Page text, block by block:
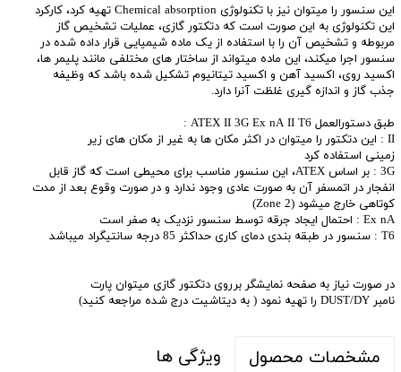
این سنسور را میتوان نیز با تکنولوژی Chemical absorption تهیه کرد، کارکرد
این تکنولوژی به این صورت است که دتکتور گازی، عملیات تشخیص گاز
مربوطه و تشخیص آن را با استفاده از یک ماده شیمیایی قرار داده شده در
سنسور اجرا میکند، این ماده میتواند از ساختار های مختلفی مانند پلیمر ها،
اکسید روی، اکسید آهن و اکسید تیتانیوم تشکیل شده باشد که وظیفه
جذب گاز و اندازه گیری غلظت آنرا دارد.
طبق دستورالعمل ATEX II 3G Ex nA II T6 :
II : این دتکتور را میتوان در اکثر مکان ها به غیر از مکان های زیر
زمینی استفاده کرد
3G : بر اساس ATEX، این سنسور مناسب برای محیطی است که گاز قابل
انفجار در اتمسفر آن به صورت عادی وجود ندارد و در صورت وقوع بعد از مدت
کوتاهی خارج میشود (Zone 2)
Ex nA : احتمال ایجاد جرقه توسط سنسور نزدیک به صفر است
T6 : سنسور در طبقه بندی دمای کاری حداکثر 85 درجه سانتیگراد میباشد
در صورت نیاز به صفحه نمایشگر برروی دتکتور گازی میتوان پارت
نامبر DUST/DY را تهیه نمود ( به دیتاشیت درج شده مراجعه کنید)
مشخصات محصول ویژگی ها